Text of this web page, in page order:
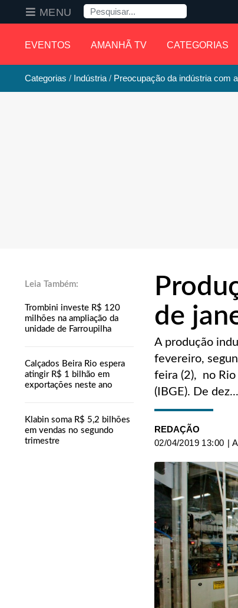
EVENTOS AMANHÃ TV CATEGORIAS
MENU Pesquisa
Categorias Indústria Preocupação da indústria com
Trombini investe R$ 120
milhões na ampliação da
unidade de Farroupilha
Calçados Beira Rio espera
atingir R$ 1 bilhão em
exportações neste ano
Klabin soma R$ 5,2 bilhões
em vendas no segundo
trimestre
de
A produção
fevereiro,
feira (2), no
(IBGE). De dez...
REDAÇÃO
02/04/2019 13:00 |